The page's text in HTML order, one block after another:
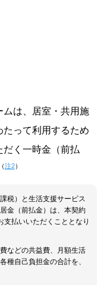
ムは、居室・共用施
って利用するため
だく一時金（前払
（注2）
税）と生活支援サービス
金（前払金）は、本契約
払いいただくこととなり
などの共益費、月額生活
種自己負担金の合計を、